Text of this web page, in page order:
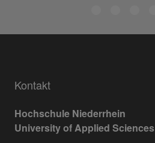
Kontakt
Hochschule Niederrhein
University of Applied Sciences